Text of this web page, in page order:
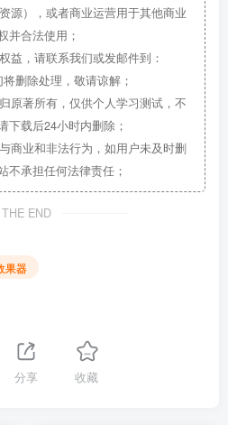
源），或者商业运营用于其他商业
并合法使用；
益，请联系我们或发邮件到：
删除处理，敬请谅解；
原著所有，仅供个人学习测试，不
下载后24小时内删除；
商业和非法行为，如用户未及时删
不承担任何法律责任；
THE END
果器
分享 收藏